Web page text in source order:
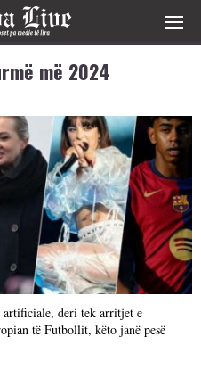
më 2024
artificiale, deri tek arritjet e
të Futbollit, këto janë pesë